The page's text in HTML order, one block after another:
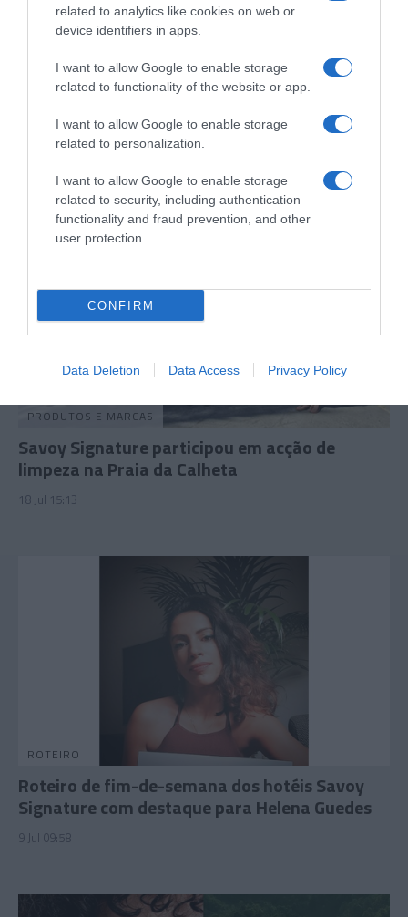
related to analytics like cookies on web or
device identifiers in apps.
I want to allow Google to enable storage
related to functionality of the website or app.
I want to allow Google to enable storage
related to personalization.
I want to allow Google to enable storage
related to security, including authentication
functionality and fraud prevention, and other
user protection.
CONFIRM
Data Deletion Data Access Privacy Policy
ROTEIRO
Conheça o roteiro de animação dos espaços
Savoy Signature
PRODUTOS E MARCAS
Savoy Signature participou em acção de
limpeza na Praia da Calheta
18 Jul 15:13
ROTEIRO
Roteiro de fim-de-semana dos hotéis Savoy
Signature com destaque para Helena Guedes
9 Jul 09:58